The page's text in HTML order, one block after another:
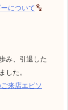
について
み、引退した
た。
来店エピソ